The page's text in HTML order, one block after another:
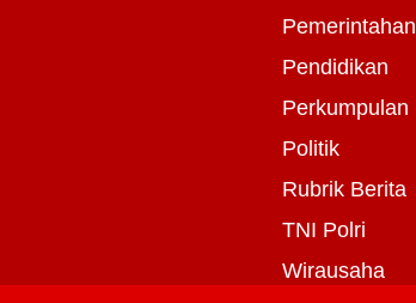
Pemerintahan
Pendidikan
Perkumpulan
Politik
Rubrik Berita
TNI Polri
Wirausaha